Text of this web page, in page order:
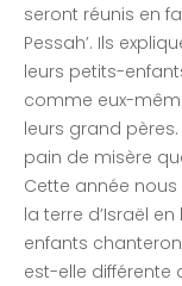
seront réunis en
Pessah’. Ils
leurs petits-
comme eux-
leurs grand
pain de misère
Cette année
la terre d’Israël
enfants
est-elle différente